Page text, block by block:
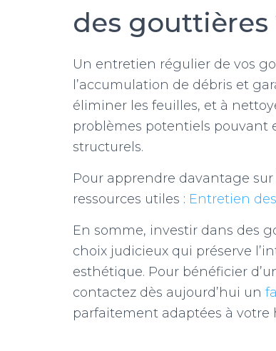
des gouttières
Un entretien régulier de vos
l’accumulation de débris et
éliminer les feuilles, et à
problèmes potentiels pouvant
structurels.
Pour apprendre davantage
ressources utiles : Entretien
En somme, investir dans des
choix judicieux qui préserve
esthétique. Pour bénéficier
contactez dès aujourd’hui un
parfaitement adaptées à votre